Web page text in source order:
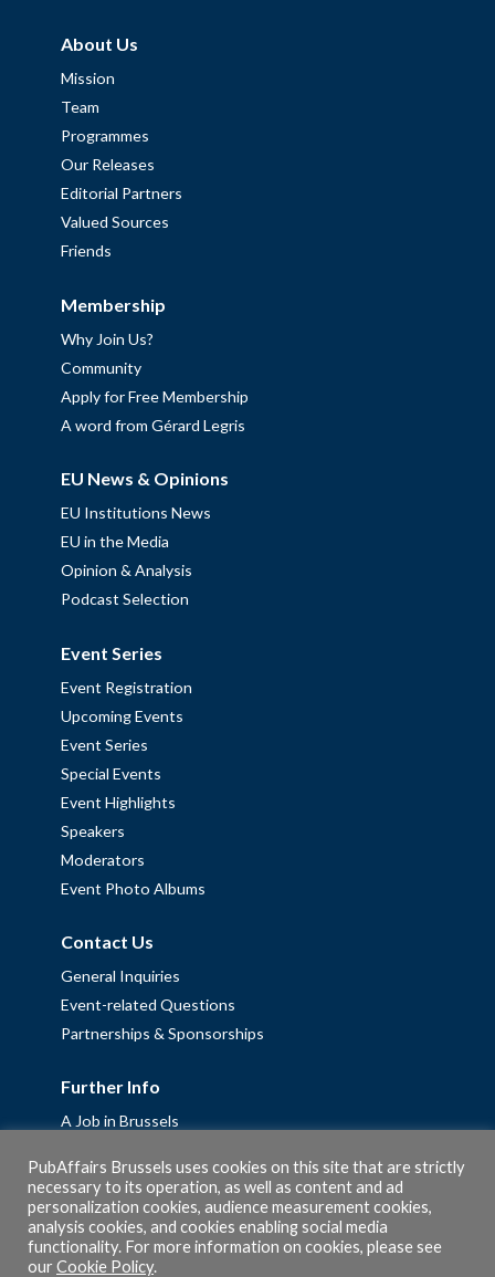
About Us
Mission
Team
Programmes
Our Releases
Editorial Partners
Valued Sources
Friends
Membership
Why Join Us?
Community
Apply for Free Membership
A word from Gérard Legris
EU News & Opinions
EU Institutions News
EU in the Media
Opinion & Analysis
Podcast Selection
Event Series
Event Registration
Upcoming Events
Event Series
Special Events
Event Highlights
Speakers
Moderators
Event Photo Albums
Contact Us
General Inquiries
Event-related Questions
Partnerships & Sponsorships
Further Info
A Job in Brussels
Fellowships
Privacy Policy
Cookie Policy
PubAffairs Brussels uses cookies on this site that are strictly
necessary to its operation, as well as content and ad
personalization cookies, audience measurement cookies,
analysis cookies, and cookies enabling social media
functionality. For more information on cookies, please see
ourCookie Policy.